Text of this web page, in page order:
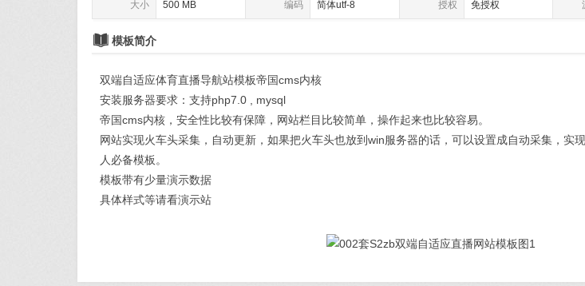
大小 500 MB 编码 简体utf-8 授权 免授权
 模板简介
双端自适应体育直播导航站模板帝国cms内核
安装服务器要求：支持php7.0 , mysql
帝国cms内核，安全性比较有保障，网站栏目比较简单，操作起来也比较容易。
网站实现火车头采集，自动更新，如果把火车头也放到win服务器的话，可以设置成自动采集，实
人必备模板。
模板带有少量演示数据
具体样式等请看演示站